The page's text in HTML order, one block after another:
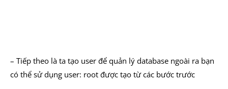
– Tiếp theo là ta tạo user để quản lý database ngoài ra bạn
có thể sử dụng user: root được tạo từ các bước trước